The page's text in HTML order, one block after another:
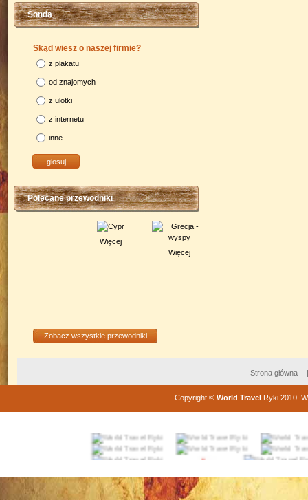
Sonda
Skąd wiesz o naszej firmie?
z plakatu
od znajomych
z ulotki
z internetu
inne
Polecane przewodniki
Zobacz wszystkie przewodniki
Strona główna
Copyright© World TravelRyki 2010.